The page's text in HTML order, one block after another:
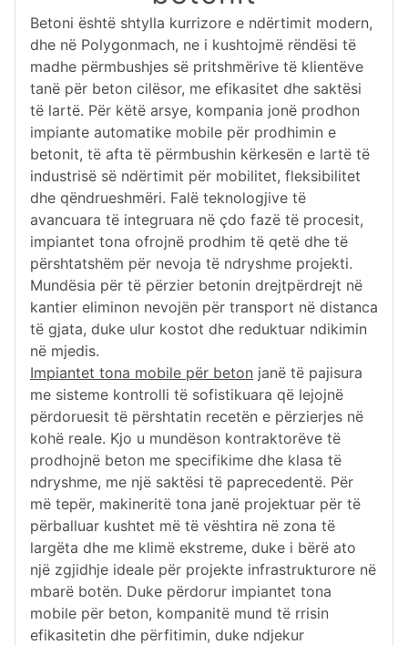
Betoni është shtylla kurrizore e ndërtimit modern,
dhe në Polygonmach, ne i kushtojmë rëndësi të
madhe përmbushjes së pritshmërive të klientëve
tanë për beton cilësor, me efikasitet dhe saktësi
të lartë. Për këtë arsye, kompania jonë prodhon
impiante automatike mobile për prodhimin e
betonit, të afta të përmbushin kërkesën e lartë të
industrisë së ndërtimit për mobilitet, fleksibilitet
dhe qëndrueshmëri. Falë teknologjive të
avancuara të integruara në çdo fazë të procesit,
impiantet tona ofrojnë prodhim të qetë dhe të
përshtatshëm për nevoja të ndryshme projekti.
Mundësia për të përzier betonin drejtpërdrejt në
kantier eliminon nevojën për transport në distanca
të gjata, duke ulur kostot dhe reduktuar ndikimin
në mjedis.
Impiantet tona mobile për beton janë të pajisura
me sisteme kontrolli të sofistikuara që lejojnë
përdoruesit të përshtatin recetën e përzierjes në
kohë reale. Kjo u mundëson kontraktorëve të
prodhojnë beton me specifikime dhe klasa të
ndryshme, me një saktësi të paprecedentë. Për
më tepër, makineritë tona janë projektuar për të
përballuar kushtet më të vështira në zona të
largëta dhe me klimë ekstreme, duke i bërë ato
një zgjidhje ideale për projekte infrastrukturore në
mbarë botën. Duke përdorur impiantet tona
mobile për beton, kompanitë mund të rrisin
efikasitetin dhe përfitimin, duke ndjekur